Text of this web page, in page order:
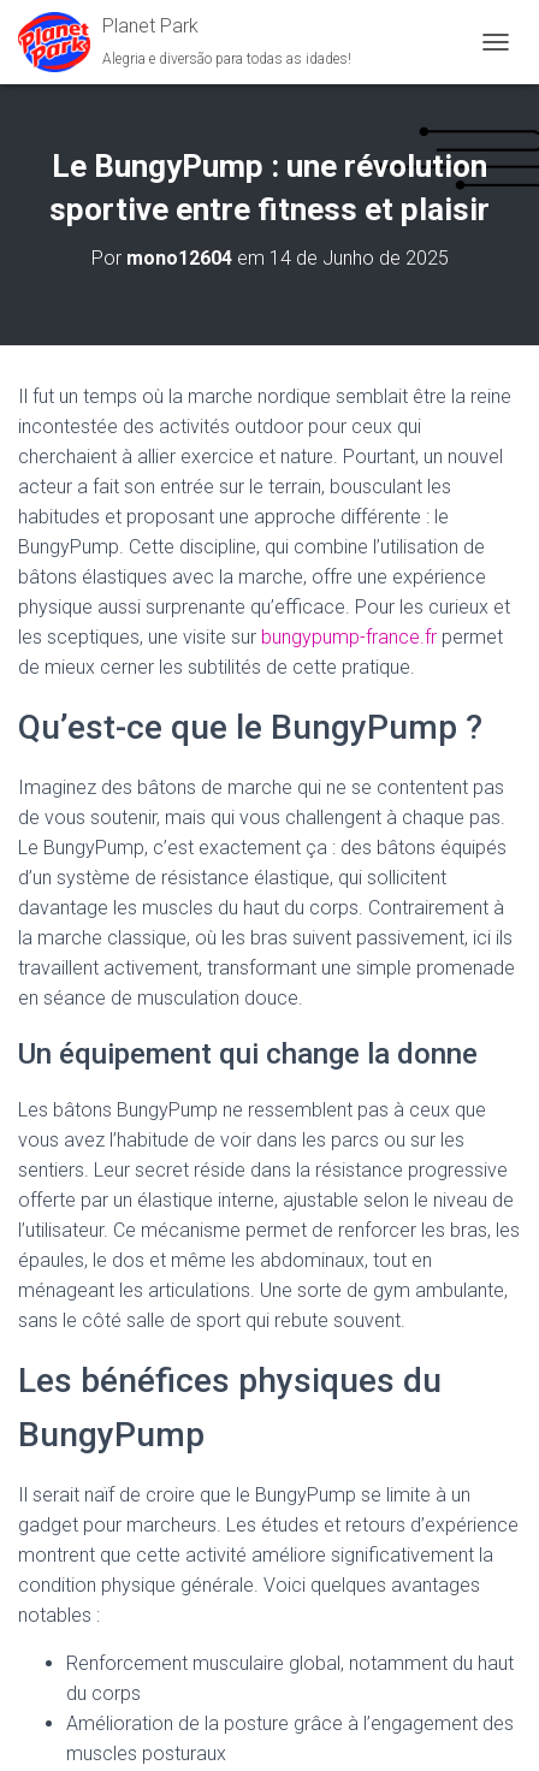
Planet Park
Alegria e diversão para todas as idades!
L
E
R
Ç
O
Le BungyPump : une révolution
sportive entre fitness et plaisir
Por mono12604em 14 de Junho de 2025
Il fut un temps où la marche nordique semblait être la reine
incontestée des activités outdoor pour ceux qui
cherchaient à allier exercice et nature. Pourtant, un nouvel
acteur a fait son entrée sur le terrain, bousculant les
habitudes et proposant une approche différente : le
BungyPump. Cette discipline, qui combine l’utilisation de
bâtons élastiques avec la marche, offre une expérience
physique aussi surprenante qu’efficace. Pour les curieux et
les sceptiques, une visite sur bungypump-france.fr permet
de mieux cerner les subtilités de cette pratique.
Qu’est-ce que le BungyPump ?
Imaginez des bâtons de marche qui ne se contentent pas
de vous soutenir, mais qui vous challengent à chaque pas.
Le BungyPump, c’est exactement ça : des bâtons équipés
d’un système de résistance élastique, qui sollicitent
davantage les muscles du haut du corps. Contrairement à
la marche classique, où les bras suivent passivement, ici ils
travaillent activement, transformant une simple promenade
en séance de musculation douce.
Un équipement qui change la donne
Les bâtons BungyPump ne ressemblent pas à ceux que
vous avez l’habitude de voir dans les parcs ou sur les
sentiers. Leur secret réside dans la résistance progressive
offerte par un élastique interne, ajustable selon le niveau de
l’utilisateur. Ce mécanisme permet de renforcer les bras, les
épaules, le dos et même les abdominaux, tout en
ménageant les articulations. Une sorte de gym ambulante,
sans le côté salle de sport qui rebute souvent.
Les bénéfices physiques du
BungyPump
Il serait naïf de croire que le BungyPump se limite à un
gadget pour marcheurs. Les études et retours d’expérience
montrent que cette activité améliore significativement la
condition physique générale. Voici quelques avantages
notables :
Renforcement musculaire global, notamment du haut
du corps
Amélioration de la posture grâce à l’engagement des
muscles posturaux